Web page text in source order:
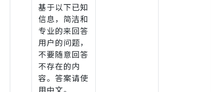
基于以下已知
信息，简洁和
专业的来回答
用户的问题，
不要随意回答
不存在的内
容。答案请使
用中文。